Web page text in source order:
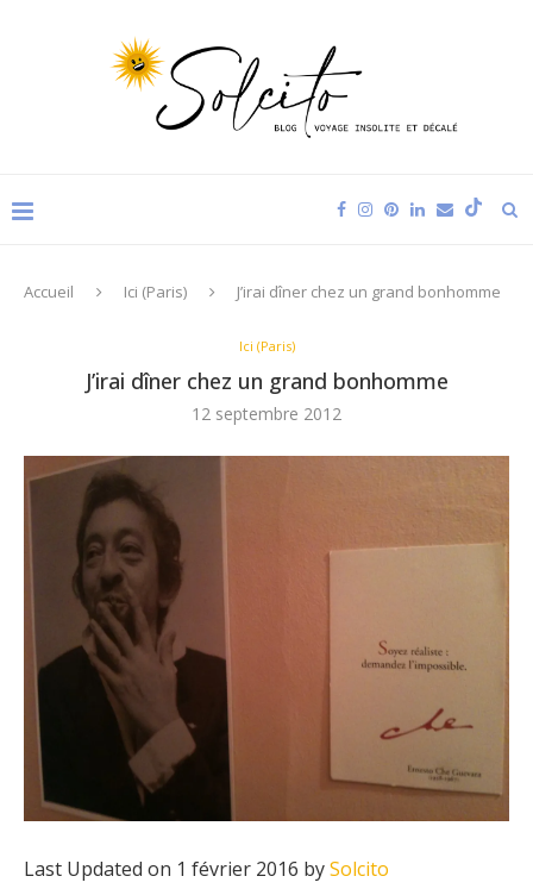
Accueil Ici (Paris) J’irai dîner chez un grand bonhomme
Ici (Paris)
J’irai dîner chez un grand bonhomme
12 septembre 2012
Last Updated on 1 février 2016 bySolcito